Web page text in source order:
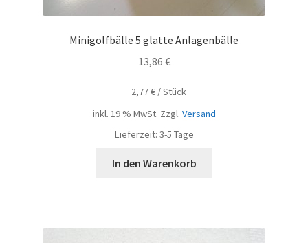
Minigolfbälle 5 glatte Anlagenbälle
13,86 €
2,77€ /Stück
inkl. 19 % MwSt. Zzgl. Versand
Lieferzeit: 3-5 Tage
In den Warenkorb